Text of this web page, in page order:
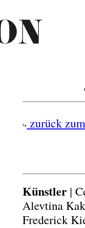
zurück
Künstler |
Alevtina
Frederick